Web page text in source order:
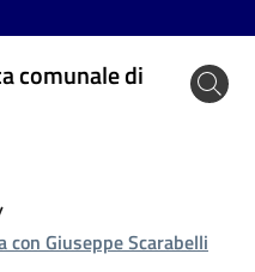
comunale di
Giuseppe Scarabelli